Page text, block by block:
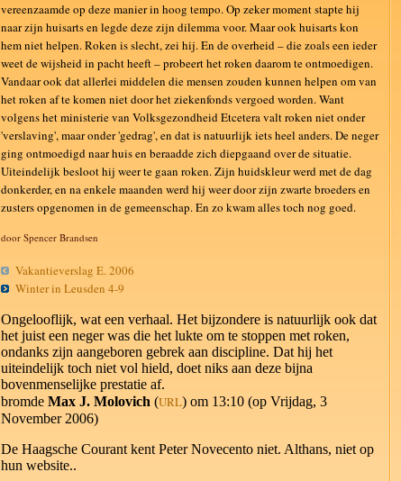
vereenzaamde op deze manier in hoog tempo. Op zeker moment stapte hij
naar zijn huisarts en legde deze zijn dilemma voor. Maar ook huisarts kon
hem niet helpen. Roken is slecht, zei hij. En de overheid – die zoals een ieder
weet de wijsheid in pacht heeft – probeert het roken daarom te ontmoedigen.
Vandaar ook dat allerlei middelen die mensen zouden kunnen helpen om van
het roken af te komen niet door het ziekenfonds vergoed worden. Want
volgens het ministerie van Volksgezondheid Etcetera valt roken niet onder
'verslaving', maar onder 'gedrag', en dat is natuurlijk iets heel anders. De neger
ging ontmoedigd naar huis en beraadde zich diepgaand over de situatie.
Uiteindelijk besloot hij weer te gaan roken. Zijn huidskleur werd met de dag
donkerder, en na enkele maanden werd hij weer door zijn zwarte broeders en
zusters opgenomen in de gemeenschap. En zo kwam alles toch nog goed.
door Spencer Brandsen
Vakantieverslag E. 2006
Winter in Leusden 4-9
Ongelooflijk, wat een verhaal. Het bijzondere is natuurlijk ook dat
het juist een neger was die het lukte om te stoppen met roken,
ondanks zijn aangeboren gebrek aan discipline. Dat hij het
uiteindelijk toch niet vol hield, doet niks aan deze bijna
bovenmenselijke prestatie af.
bromde Max J. Molovich (URL) om 13:10 (op Vrijdag, 3
November 2006)
De Haagsche Courant kent Peter Novecento niet. Althans, niet op
hun website..